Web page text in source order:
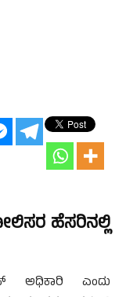
ಹೆಸರಿನಲ್ಲಿ
ಎಂದು